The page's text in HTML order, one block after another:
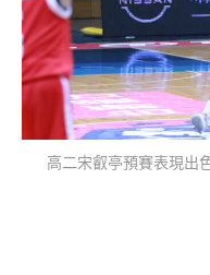
高二宋叡亭預賽表現出